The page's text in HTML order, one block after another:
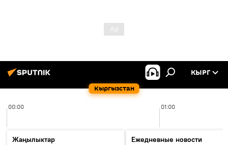
Кыргызстан
КЫРГ
00:00 01:00
Жаңылыктар
Ежедневные новости